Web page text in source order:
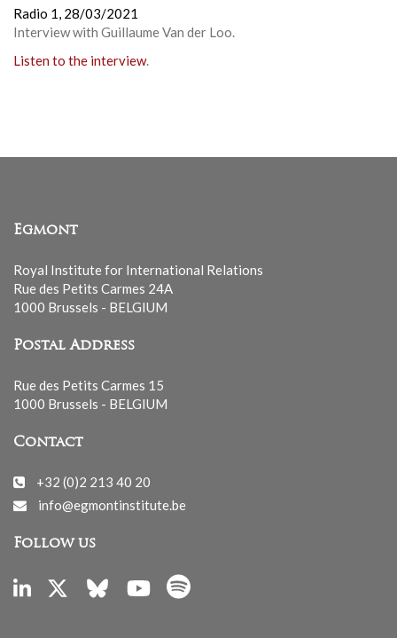
Radio 1, 28/03/2021
Interview with Guillaume Van der Loo.
Listen to the interview.
Egmont
Royal Institute for International Relations
Rue des Petits Carmes 24A
1000 Brussels - BELGIUM
Postal Address
Rue des Petits Carmes 15
1000 Brussels - BELGIUM
Contact
+32 (0)2 213 40 20
info@egmontinstitute.be
Follow us